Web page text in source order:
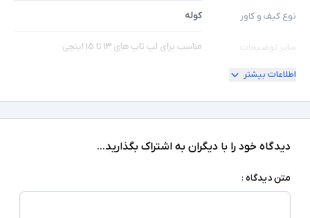
نوع کیف و کاور کوله
سایر توضیحات مناسب برای لپ تاپ های ۱۳ تا ۱۵ اینچی
اطلاعات بیشتر
دیدگاه خود را با دیگران به اشتراک بگذارید...
متن دیدگاه :